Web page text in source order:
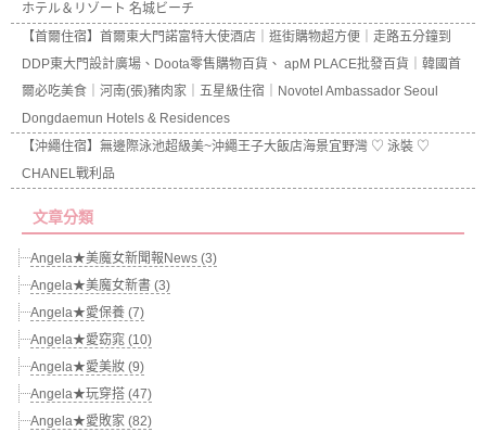
ホテル＆リゾート 名城ビーチ
【首爾住宿】首爾東大門諾富特大使酒店｜逛街購物超方便｜走路五分鐘到
DDP東大門設計廣場、Doota零售購物百貨、 apM PLACE批發百貨｜韓國首
爾必吃美食｜河南(張)豬肉家｜五星級住宿｜Novotel Ambassador Seoul
Dongdaemun Hotels & Residences
【沖繩住宿】無邊際泳池超級美~沖繩王子大飯店海景宜野灣 ♡ 泳裝 ♡
CHANEL戰利品
文章分類
Angela★美魔女新聞報News (3)
Angela★美魔女新書 (3)
Angela★愛保養 (7)
Angela★愛窈窕 (10)
Angela★愛美妝 (9)
Angela★玩穿搭 (47)
Angela★愛敗家 (82)